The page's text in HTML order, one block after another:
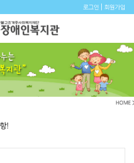
로그인 회원가입